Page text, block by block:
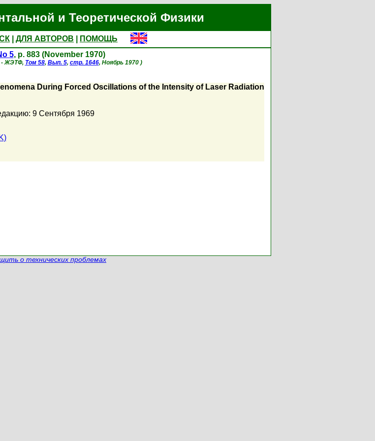
и Теоретической Физики
ДЛЯ АВТОРОВ
ПОМОЩЬ
5, p. 883 (November 1970)
- ЖЭТФ, Том 58, Вып. 5, стр. 1646, Ноябрь 1970 )
During Forced Oscillations of the Intensity of Laser Radiation
9 Сентября 1969
о технических проблемах